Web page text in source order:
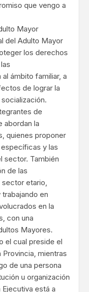
que vengo a
Mayor
del Adulto Mayor
los derechos
ámbito familiar, a
de lograr la
de
abordan la
quienes proponer
y las
sector. También
de las
etario,
en
en la
con una
Mayores.
el cual preside el
mientras
de una persona
u organización
está a